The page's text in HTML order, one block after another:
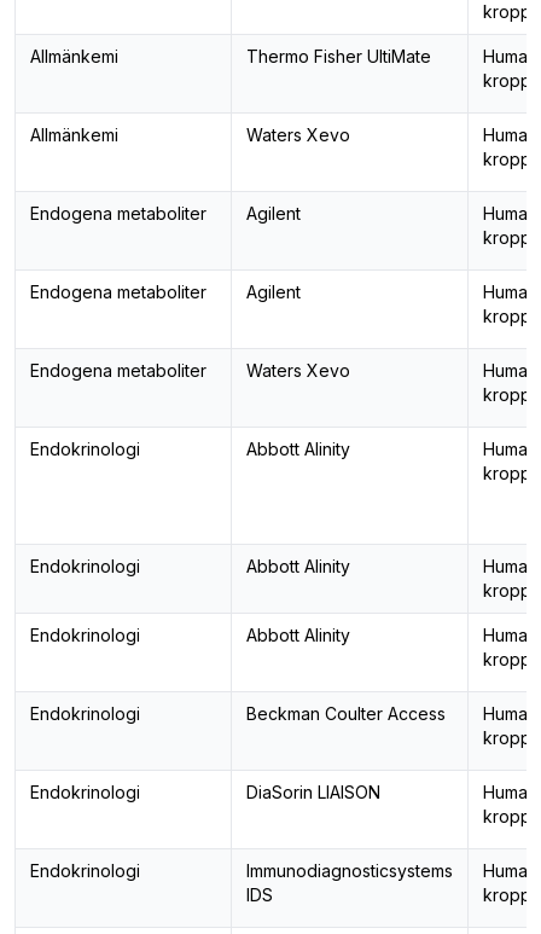
Allmänkemi Thermo Fisher UltiMate
Allmänkemi Waters Xevo
Endogena metaboliter Agilent
Endogena metaboliter Agilent
Endogena metaboliter Waters Xevo
Endokrinologi Abbott Alinity
Endokrinologi Abbott Alinity
Endokrinologi Abbott Alinity
Endokrinologi Beckman Coulter Access
Endokrinologi DiaSorin LIAISON
Endokrinologi
Immunodiagnosticsystems
IDS